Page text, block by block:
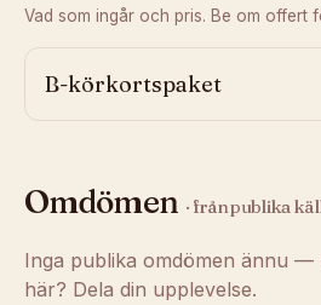
Vad som ingår och pris. Be om offert
B-körkortspaket
Omdömen · från publika
Inga publika omdömen ännu —
här? Dela din upplevelse.